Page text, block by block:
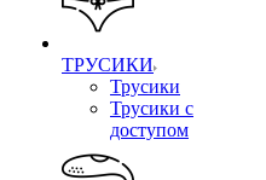
ТРУСИКИ
Трусики
Трусики с
доступом